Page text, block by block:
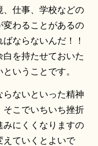
、仕事、学校などの
わることがあるの
ならないんだ！！
白を持たせておいた
いうことです。
ないといった精神
そこでいちいち挫折
みにくくなりますの
えていくとよいで